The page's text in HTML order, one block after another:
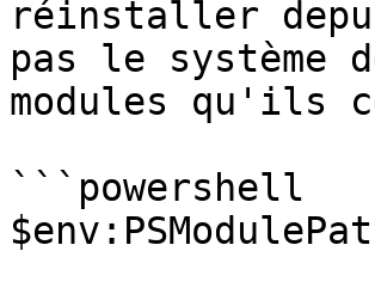
réinstaller
pas le système
modules qu'ils
```powershell